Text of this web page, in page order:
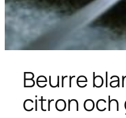
Beurre
citron och